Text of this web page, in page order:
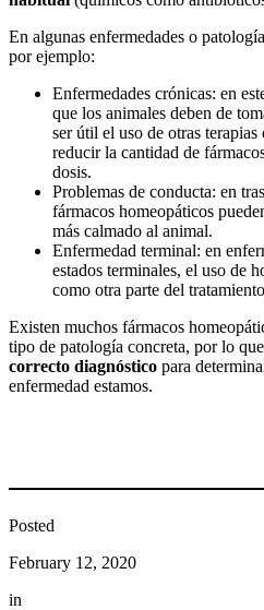
En algunas enfermedades o
por ejemplo:
Enfermedades crónicas: en
que los animales deben de
ser útil el uso de otras
reducir la cantidad de
dosis.
Problemas de conducta: en
fármacos homeopáticos
más calmado al animal.
Enfermedad terminal: en
estados terminales, el uso de
como otra parte del
Existen muchos fármacos
tipo de patología concreta, por lo
correcto diagnóstico para
enfermedad estamos.
Posted
February 12, 2020
in